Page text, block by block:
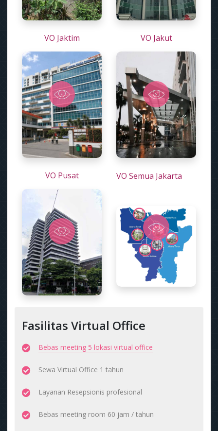
VO Jaktim VO Jakut
VO Pusat VO Semua Jakarta
Fasilitas Virtual Office
Bebas meeting 5 lokasi virtual office
Sewa Virtual Office 1 tahun
Layanan Resepsionis profesional
Bebas meeting room 60 jam / tahun